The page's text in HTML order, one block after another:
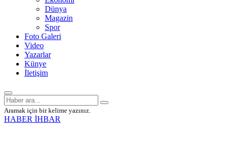
Dünya
Magazin
Spor
Foto Galeri
Video
Yazarlar
Künye
İletişim
Aramak için bir kelime yazınız.
HABER İHBAR